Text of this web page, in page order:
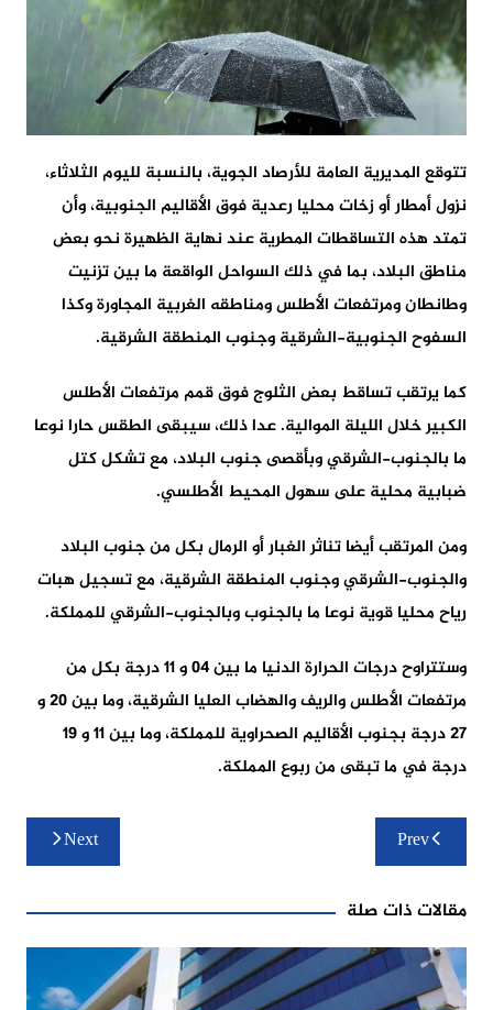
تتوقع المديرية العامة للأرصاد الجوية، بالنسبة لليوم الثلاثاء،
نزول أمطار أو زخات محليا رعدية فوق الأقاليم الجنوبية، وأن
تمتد هذه التساقطات المطرية عند نهاية الظهيرة نحو بعض
مناطق البلاد، بما في ذلك السواحل الواقعة ما بين تزنيت
وطانطان ومرتفعات الأطلس ومناطقه الغربية المجاورة وكذا
السفوح الجنوبية-الشرقية وجنوب المنطقة الشرقية.
كما يرتقب تساقط بعض الثلوج فوق قمم مرتفعات الأطلس
الكبير خلال الليلة الموالية. عدا ذلك، سيبقى الطقس حارا نوعا
ما بالجنوب-الشرقي وبأقصى جنوب البلاد، مع تشكل كتل
ضبابية محلية على سهول المحيط الأطلسي.
ومن المرتقب أيضا تناثر الغبار أو الرمال بكل من جنوب البلاد
والجنوب-الشرقي وجنوب المنطقة الشرقية، مع تسجيل هبات
رياح محليا قوية نوعا ما بالجنوب وبالجنوب-الشرقي للمملكة.
وستتراوح درجات الحرارة الدنيا ما بين 04 و 11 درجة بكل من
مرتفعات الأطلس والريف والهضاب العليا الشرقية، وما بين 20 و
27 درجة بجنوب الأقاليم الصحراوية للمملكة، وما بين 11 و 19
درجة في ما تبقى من ربوع المملكة.
تصفّح
المقالات
Prev
Next
مقالات ذات صلة